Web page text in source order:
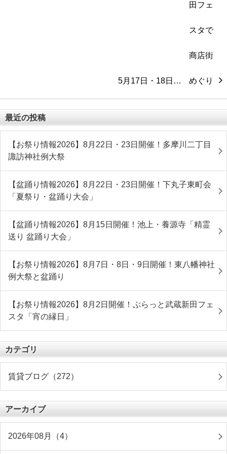
5月17日・18日…
最近の投稿
【お祭り情報2026】8月22日・23日開催！多摩川二丁目
諏訪神社例大祭
【盆踊り情報2026】8月22日・23日開催！下丸子東町会
「夏祭り・盆踊り大会」
【盆踊り情報2026】8月15日開催！池上・養源寺「精霊
送り 盆踊り大会」
【お祭り情報2026】8月7日・8日・9日開催！東八幡神社
例大祭と盆踊り
【お祭り情報2026】8月2日開催！ぷらっと武蔵新田フェ
スタ「宵の縁日」
カテゴリ
賃貸ブログ（272）
アーカイブ
2026年08月（4）